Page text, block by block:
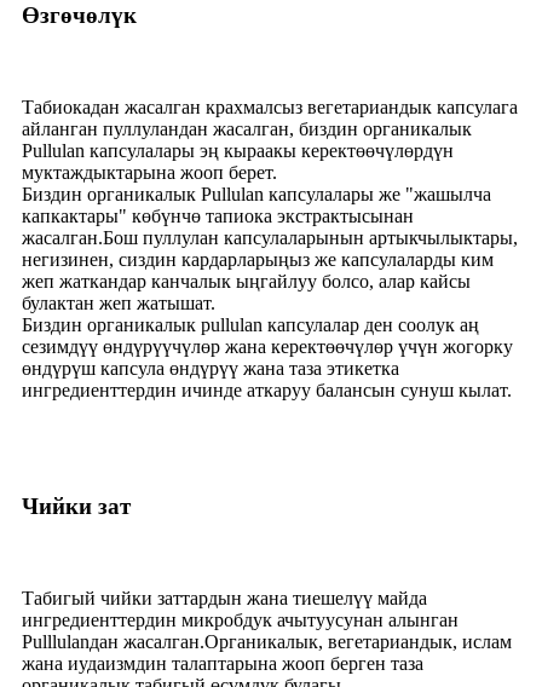
Өзгөчөлүк
Табиокадан жасалган крахмалсыз вегетариандык капсулага
айланган пуллуландан жасалган, биздин органикалык
Pullulan капсулалары эң кыраакы керектөөчүлөрдүн
муктаждыктарына жооп берет.
Биздин органикалык Pullulan капсулалары же "жашылча
капкактары" көбүнчө тапиока экстрактысынан
жасалган.Бош пуллулан капсулаларынын артыкчылыктары,
негизинен, сиздин кардарларыңыз же капсулаларды ким
жеп жаткандар канчалык ыңгайлуу болсо, алар кайсы
булактан жеп жатышат.
Биздин органикалык pullulan капсулалар ден соолук аң
сезимдүү өндүрүүчүлөр жана керектөөчүлөр үчүн жогорку
өндүрүш капсула өндүрүү жана таза этикетка
ингредиенттердин ичинде аткаруу балансын сунуш кылат.
Чийки зат
Табигый чийки заттардын жана тиешелүү майда
ингредиенттердин микробдук ачытуусунан алынган
Pulllulanдан жасалган.Органикалык, вегетариандык, ислам
жана иудаизмдин талаптарына жооп берген таза